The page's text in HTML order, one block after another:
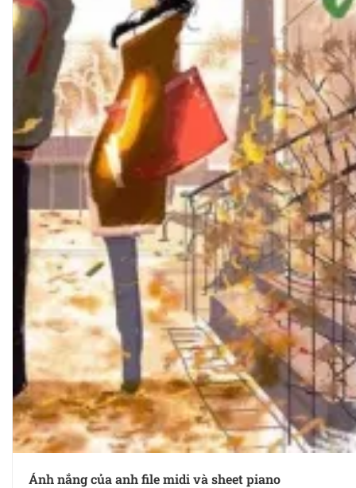
Ánh nắng của anh file midi và sheet piano